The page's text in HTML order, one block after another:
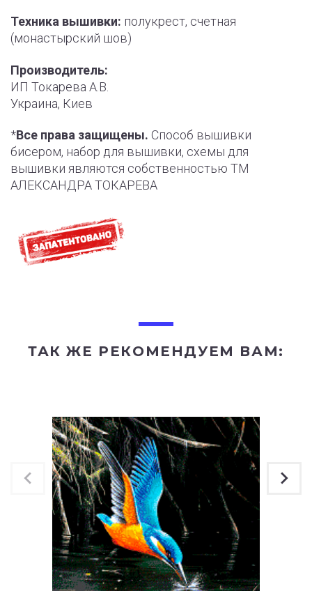
Техника вышивки: полукрест, счетная
(монастырский шов)
Производитель:
ИП Токарева А.В.
Украина, Киев
*Все права защищены. Способ вышивки
бисером, набор для вышивки, схемы для
вышивки являются собственностью ТМ
АЛЕКСАНДРА ТОКАРЕВА
ТАК ЖЕ РЕКОМЕНДУЕМ ВАМ: